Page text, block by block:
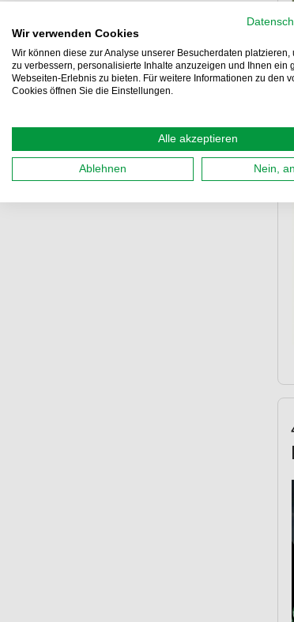
Wir verwenden Cookies
Wir können diese zur Analyse unserer Besucherdaten platzieren,
zu verbessern, personalisierte Inhalte anzuzeigen und Ihnen ein
Webseiten-Erlebnis zu bieten. Für weitere Informationen zu den
Cookies öffnen Sie die Einstellungen.
Alle akzeptieren
Ablehnen Nein,